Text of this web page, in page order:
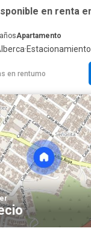
Apartamento
·Estacionamiento
en rentumo